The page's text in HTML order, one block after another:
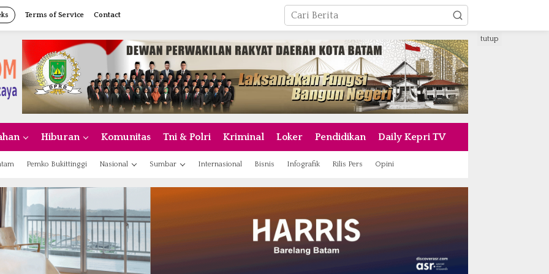
Terms of Service Contact
Hiburan Komunitas Tni & Polri Kriminal Loker Pendidikan Daily Kepri TV
Pemko Bukittinggi Nasional Sumbar Internasional Bisnis Infografik Rilis Pers Opini
tutup